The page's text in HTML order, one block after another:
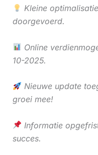
Kleine
doorgevoerd.
Online
10-2025.
Nieuwe update
groei mee!
Informatie
succes.